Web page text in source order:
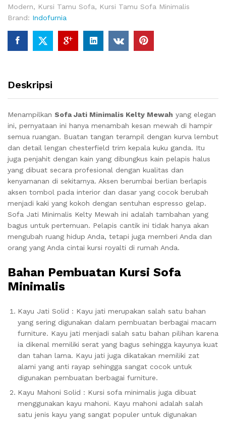
Modern, Kursi Tamu Sofa, Kursi Tamu Sofa Minimalis
Brand: Indofurnia
Deskripsi
Menampilkan Sofa Jati Minimalis Kelty Mewah yang elegan
ini, pernyataan ini hanya menambah kesan mewah di hampir
semua ruangan. Buatan tangan terampil dengan kurva lembut
dan detail lengan chesterfield trim kepala kuku ganda. Itu
juga penjahit dengan kain yang dibungkus kain pelapis halus
yang dibuat secara profesional dengan kualitas dan
kenyamanan di sekitarnya. Aksen berumbai berlian berlapis
aksen tombol pada interior dan dasar yang cocok berubah
menjadi kaki yang kokoh dengan sentuhan espresso gelap.
Sofa Jati Minimalis Kelty Mewah ini adalah tambahan yang
bagus untuk pertemuan. Pelapis cantik ini tidak hanya akan
mengubah ruang hidup Anda, tetapi juga memberi Anda dan
orang yang Anda cintai kursi royalti di rumah Anda.
Bahan Pembuatan Kursi Sofa
Minimalis
Kayu Jati Solid : Kayu jati merupakan salah satu bahan
yang sering digunakan dalam pembuatan berbagai macam
furniture. Kayu jati menjadi salah satu bahan pilihan karena
ia dikenal memiliki serat yang bagus sehingga kayunya kuat
dan tahan lama. Kayu jati juga dikatakan memiliki zat
alami yang anti rayap sehingga sangat cocok untuk
digunakan pembuatan berbagai furniture.
Kayu Mahoni Solid : Kursi sofa minimalis juga dibuat
menggunakan kayu mahoni. Kayu mahoni adalah salah
satu jenis kayu yang sangat populer untuk digunakan